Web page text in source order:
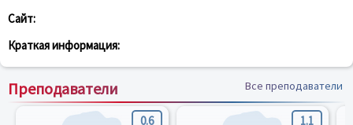
Сайт:
Краткая информация:
Преподаватели Все преподаватели
0.6 1.1